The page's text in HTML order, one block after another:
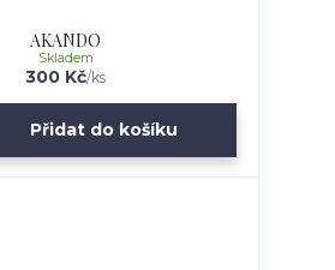
AKANDO
300 Kč/ks
Skladem
Přidat do košíku